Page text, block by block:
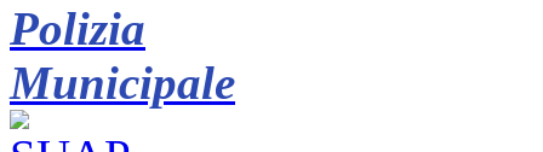
Polizia
Municipale